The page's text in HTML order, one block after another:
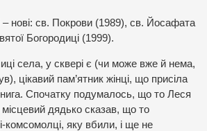
– нові: св. Покрови (1989), св. Йосафата
Богородиці (1999).
села, у сквері є (чи може вже й нема,
цікавий пам’ятник жінці, що присіла
Спочатку подумалось, що то Леся
місцевий дядько сказав, що то
комсомолці, яку вбили, і ще не